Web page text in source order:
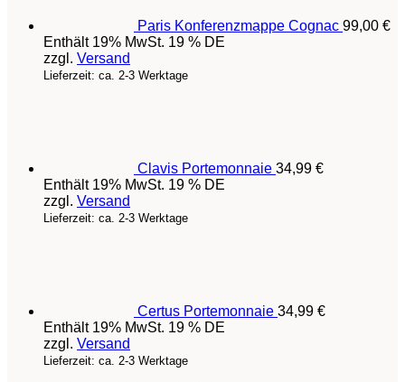
Paris Konferenzmappe Cognac 99,00 €
Enthält 19% MwSt. 19 % DE
zzgl. Versand
Lieferzeit: ca. 2-3 Werktage
Clavis Portemonnaie 34,99 €
Enthält 19% MwSt. 19 % DE
zzgl. Versand
Lieferzeit: ca. 2-3 Werktage
Certus Portemonnaie 34,99 €
Enthält 19% MwSt. 19 % DE
zzgl. Versand
Lieferzeit: ca. 2-3 Werktage